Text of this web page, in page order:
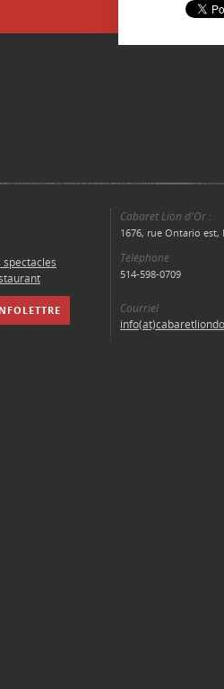
Cabaret Lion d'Or :
1676, rue Ontario est,
Téléphone
514-598-0709
Courriel